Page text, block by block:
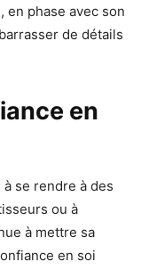
en phase avec son
de détails
en
se rendre à des
ou à
à mettre sa
en soi